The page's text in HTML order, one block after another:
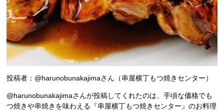
投稿者：@harunobunakajimaさん（串屋横丁もつ焼きセンター）
@harunobunakajimaさんが投稿してくれたのは、手頃な価格でも
つ焼きや串焼きを味わえる『串屋横丁もつ焼きセンター』のお料理